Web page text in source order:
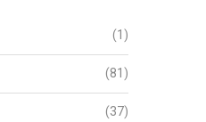
(1)
(81)
(37)